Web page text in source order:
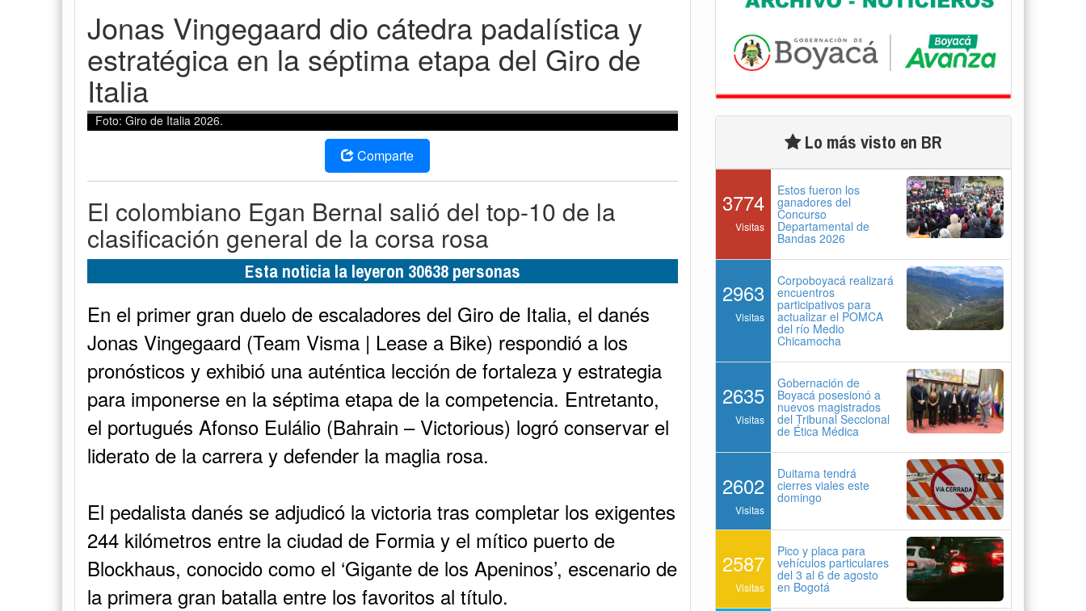
Jonas Vingegaard dio cátedra padalística y
estratégica en la séptima etapa del Giro de
Italia
Foto: Giro de Italia 2026.
Comparte
El colombiano Egan Bernal salió del top-10 de la
clasificación general de la corsa rosa
Esta noticia la leyeron 30638 personas
En el primer gran duelo de escaladores del Giro de Italia, el danés
Jonas Vingegaard (Team Visma | Lease a Bike) respondió a los
pronósticos y exhibió una auténtica lección de fortaleza y estrategia
para imponerse en la séptima etapa de la competencia. Entretanto,
el portugués Afonso Eulálio (Bahrain – Victorious) logró conservar el
liderato de la carrera y defender la maglia rosa.
El pedalista danés se adjudicó la victoria tras completar los exigentes
244 kilómetros entre la ciudad de Formia y el mítico puerto de
Blockhaus, conocido como el ‘Gigante de los Apeninos’, escenario de
la primera gran batalla entre los favoritos al título.
Lo más visto en BR
3774
Visitas
Estos fueron los
ganadores del
Concurso
Departamental de
Bandas 2026
2963
Visitas
Corpoboyacá realizará
encuentros
participativos para
actualizar el POMCA
del río Medio
Chicamocha
2635
Visitas
Gobernación de
Boyacá posesionó a
nuevos magistrados
del Tribunal Seccional
de Ética Médica
2602
Visitas
Duitama tendrá
cierres viales este
domingo
2587
Visitas
Pico y placa para
vehículos particulares
del 3 al 6 de agosto
en Bogotá